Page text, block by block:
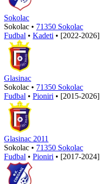
Sokolac
Sokolac • 71350 Sokolac
Fudbal • Kadeti • [2022-2026]
Glasinac
Sokolac • 71350 Sokolac
Fudbal • Pioniri • [2015-2026]
Glasinac 2011
Sokolac • 71350 Sokolac
Fudbal • Pioniri • [2017-2024]